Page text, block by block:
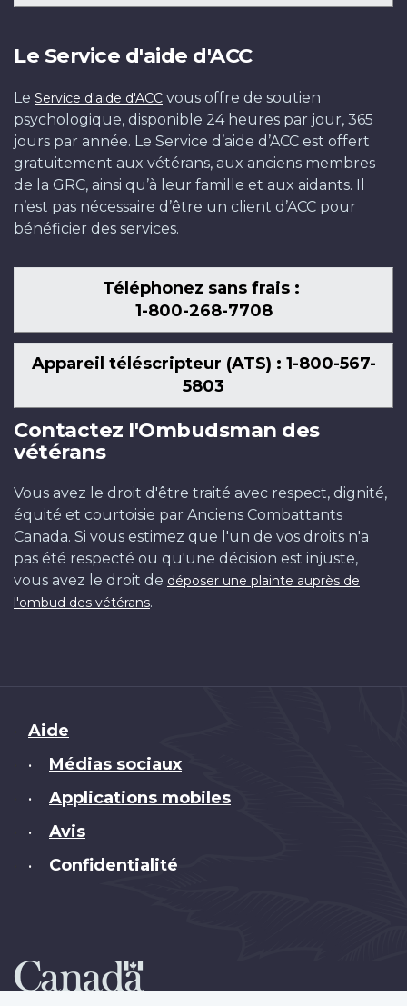
Le Service d'aide d'ACC
Le Service d'aide d'ACC vous offre de soutien
psychologique, disponible 24 heures par jour, 365
jours par année. Le Service d’aide d’ACC est offert
gratuitement aux vétérans, aux anciens membres
de la GRC, ainsi qu’à leur famille et aux aidants. Il
n’est pas nécessaire d’être un client d’ACC pour
bénéficier des services.
Téléphonez sans frais :
1-800-268-7708
Appareil téléscripteur (ATS) : 1-800-567-
5803
Contactez l'Ombudsman des
vétérans
Vous avez le droit d'être traité avec respect, dignité,
équité et courtoisie par Anciens Combattants
Canada. Si vous estimez que l'un de vos droits n'a
pas été respecté ou qu'une décision est injuste,
vous avez le droit de déposer une plainte auprès de
l'ombud des vétérans.
Brand
Aide
• Médias sociaux
• Applications mobiles
• Avis
• Confidentialité